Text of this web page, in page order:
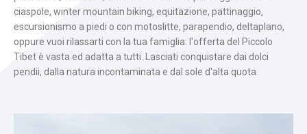
ciaspole, winter mountain biking, equitazione, pattinaggio,
escursionismo a piedi o con motoslitte, parapendio, deltaplano,
oppure vuoi rilassarti con la tua famiglia: l'offerta del Piccolo
Tibet è vasta ed adatta a tutti. Lasciati conquistare dai dolci
pendii, dalla natura incontaminata e dal sole d'alta quota.